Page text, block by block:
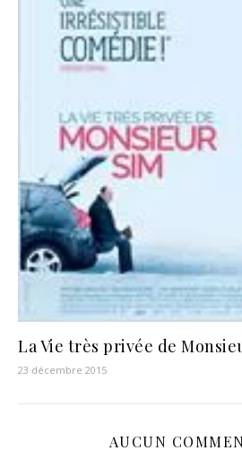
La Vie très privée de
23 décembre 2015
AUCUN